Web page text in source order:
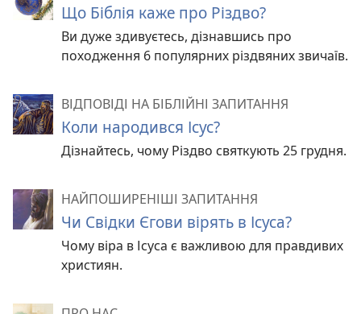
Що Біблія каже про Різдво?
Ви дуже здивуєтесь, дізнавшись про
походження 6 популярних різдвяних звичаїв.
ВІДПОВІДІ НА БІБЛІЙНІ ЗАПИТАННЯ
Коли народився Ісус?
Дізнайтесь, чому Різдво святкують 25 грудня.
НАЙПОШИРЕНІШІ ЗАПИТАННЯ
Чи Свідки Єгови вірять в Ісуса?
Чому віра в Ісуса є важливою для правдивих
християн.